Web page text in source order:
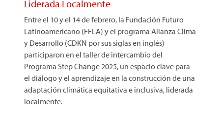
Liderada Localmente
Entre el 10 y el 14 de febrero, la Fundación Futuro
Latinoamericano (FFLA) y el programa Alianza Clima
y Desarrollo (CDKN por sus siglas en inglés)
participaron en el taller de intercambio del
Programa Step Change 2025, un espacio clave para
el diálogo y el aprendizaje en la construcción de una
adaptación climática equitativa e inclusiva, liderada
localmente.